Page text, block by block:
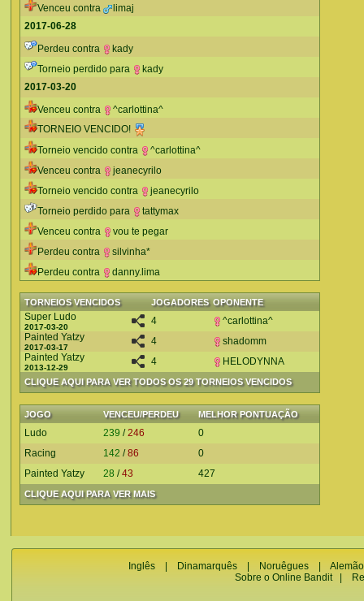
Venceu contra
limaj
2017-06-28
Perdeu contra
kady
Torneio perdido para
kady
2017-03-20
Venceu contra
^carlottina^
TORNEIO VENCIDO!
Torneio vencido contra
^carlottina^
Venceu contra
jeanecyrilo
Torneio vencido contra
jeanecyrilo
Torneio perdido para
tattymax
Venceu contra
vou te pegar
Perdeu contra
silvinha*
Perdeu contra
danny.lima
TORNEIOS VENCIDOS JOGADORES OPONENTE
CLIQUE AQUI PARA VER TODOS OS 29 TORNEIOS VENCIDOS
Super Ludo
2017-03-20
4
^carlottina^
Painted Yatzy
2017-03-17
4
shadomm
Painted Yatzy
2013-12-29
4 HELODYNNA
JOGO VENCEU/PERDEU MELHOR PONTUAÇÃO
CLIQUE AQUI PARA VER MAIS
Ludo 239 /246
0
Racing
142 /86
0
Painted Yatzy
28 /43 427
Inglês Dinamarquês Noruêgues
Alemão
Sobre o Online Bandit|